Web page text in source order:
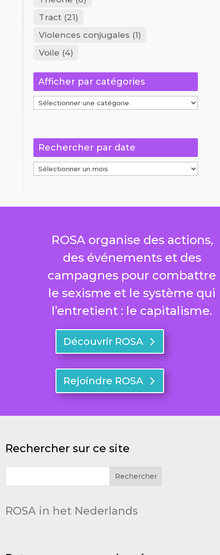
Tract(21)
Violences conjugales (1)
Voile (4)
Afficher par catégories
Afficher
par
Rechercher par date
Rechercher
par
ROSA organise des actions,
des événements et des
campagnes pour combattre
le sexisme et le système qui
l’entretient : le capitalisme.
Découvrir ROSA
Rejoindre ROSA
Rechercher sur ce site
ROSA in het Nederlands